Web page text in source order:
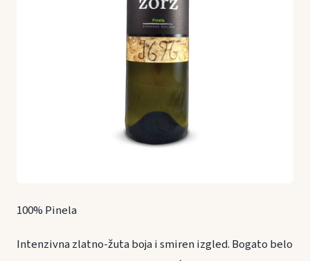
100% Pinela
Intenzivna zlatno-žuta boja i smiren izgled. Bogato belo